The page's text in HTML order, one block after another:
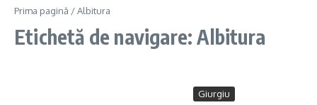
Prima pagină /Albitura
Etichetă de navigare: Albitura
Giurgiu